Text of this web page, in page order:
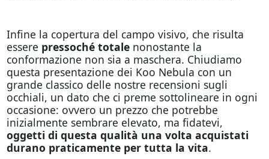
Infine la copertura del campo visivo, che risulta
essere pressoché totalenonostante la
conformazione non sia a maschera. Chiudiamo
questa presentazione dei Koo Nebula con un
grande classico delle nostre recensioni sugli
occhiali, un dato che ci preme sottolineare in ogni
occasione: ovvero un prezzo che potrebbe
inizialmente sembrare elevato, ma fidatevi,
oggetti di questa qualità una volta acquistati
durano praticamente per tutta la vita.